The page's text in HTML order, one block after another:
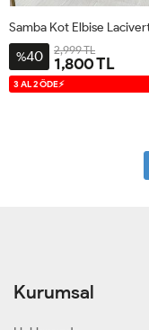
38
%40 2,999 TL
1,800 TL
3 AL 2 ÖDE⚡
Kurumsal